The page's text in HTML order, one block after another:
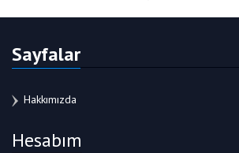
Sayfalar
Hakkımızda
Hesabım